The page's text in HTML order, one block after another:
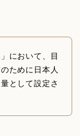
において、目
ために日本人
として設定さ